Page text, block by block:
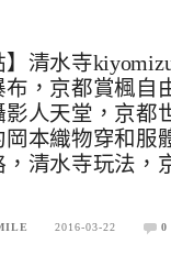
】清水寺
布，京都賞楓自
人天堂，京都
本織物穿和服
清水寺玩法，
2016-03-22 0